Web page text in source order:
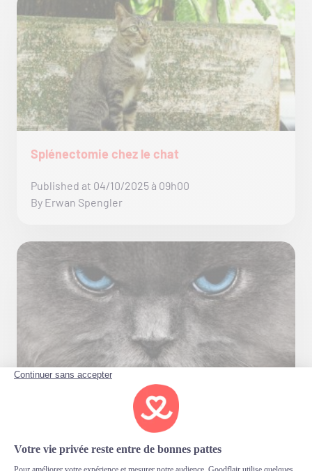
Splénectomie chez le chat
Published at 04/10/2025 à 09h00
By Erwan Spengler
Enucléation chez le chat
Published at 02/10/2025 à 13h00
By Erwan Spengler